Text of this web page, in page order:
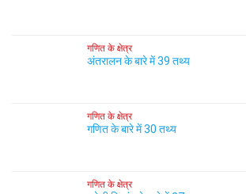
गणित के क्षेत्र
अंतरालन के बारे में 39 तथ्य
गणित के क्षेत्र
गणित के बारे में 30 तथ्य
गणित के क्षेत्र